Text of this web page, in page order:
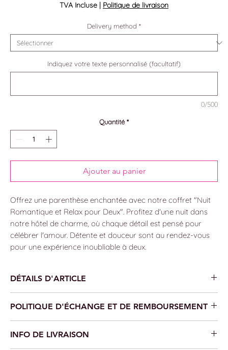
TVA Incluse | Politique de livraison
Delivery method *
Indiquez votre texte personnalisé (facultatif)
0/500
Quantité *
Ajouter au panier
Offrez une parenthèse enchantée avec notre coffret "Nuit
Romantique et Relax pour Deux". Profitez d'une nuit dans
notre hôtel de charme, où chaque détail est pensé pour
célébrer l'amour. Détente et douceur sont au rendez-vous
pour une expérience inoubliable à deux.
DÉTAILS D'ARTICLE
〜 Hammam romantic
〜 1 nuit dans la chambre Deluxe pour deux personnes
POLITIQUE D'ÉCHANGE ET DE REMBOURSEMENT
échangeable.
INFO DE LIVRAISON